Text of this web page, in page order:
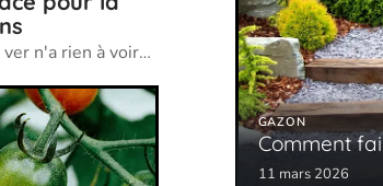
n'a rien à voir…
GAZON
Comment
11 mars 2026